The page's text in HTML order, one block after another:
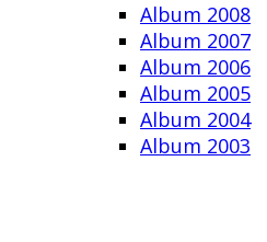
Album 2008
Album 2007
Album 2006
Album 2005
Album 2004
Album 2003